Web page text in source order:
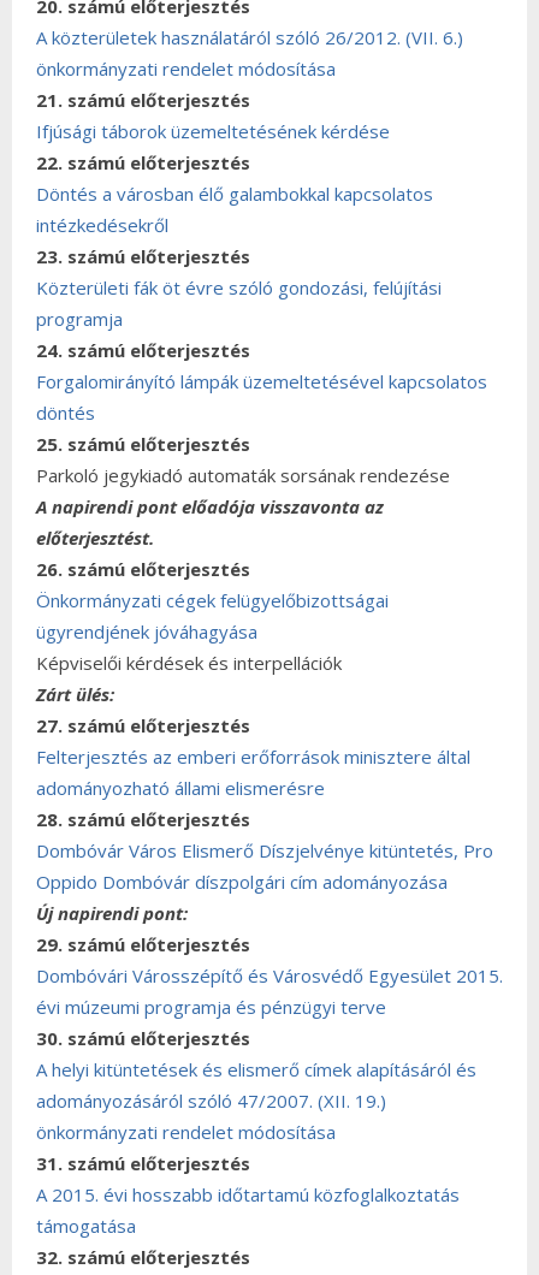
20. számú előterjesztés
A közterületek használatáról szóló 26/2012. (VII. 6.)
önkormányzati rendelet módosítása
21. számú előterjesztés
Ifjúsági táborok üzemeltetésének kérdése
22. számú előterjesztés
Döntés a városban élő galambokkal kapcsolatos
intézkedésekről
23. számú előterjesztés
Közterületi fák öt évre szóló gondozási, felújítási
programja
24. számú előterjesztés
Forgalomirányító lámpák üzemeltetésével kapcsolatos
döntés
25. számú előterjesztés
Parkoló jegykiadó automaták sorsának rendezése
A napirendi pont előadója visszavonta az
előterjesztést.
26. számú előterjesztés
Önkormányzati cégek felügyelőbizottságai
ügyrendjének jóváhagyása
Képviselői kérdések és interpellációk
Zárt ülés:
27. számú előterjesztés
Felterjesztés az emberi erőforrások minisztere által
adományozható állami elismerésre
28. számú előterjesztés
Dombóvár Város Elismerő Díszjelvénye kitüntetés, Pro
Oppido Dombóvár díszpolgári cím adományozása
Új napirendi pont:
29. számú előterjesztés
Dombóvári Városszépítő és Városvédő Egyesület 2015.
évi múzeumi programja és pénzügyi terve
30. számú előterjesztés
A helyi kitüntetések és elismerő címek alapításáról és
adományozásáról szóló 47/2007. (XII. 19.)
önkormányzati rendelet módosítása
31. számú előterjesztés
A 2015. évi hosszabb időtartamú közfoglalkoztatás
támogatása
32. számú előterjesztés